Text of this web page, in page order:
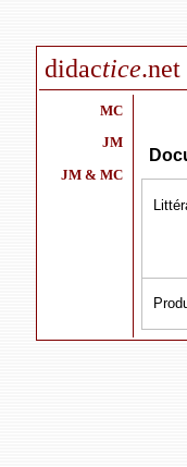
didactice.net
MC
JM
JM & MC